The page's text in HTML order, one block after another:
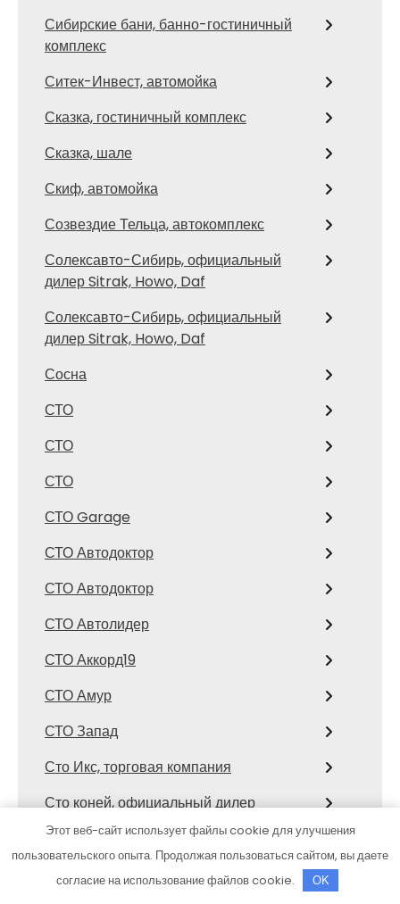
Сибирские бани, банно-гостиничный
комплекс
Ситек-Инвест, автомойка
Сказка, гостиничный комплекс
Сказка, шале
Скиф, автомойка
Созвездие Тельца, автокомплекс
Солексавто-Сибирь, официальный
дилер Sitrak, Howo, Daf
Солексавто-Сибирь, официальный
дилер Sitrak, Howo, Daf
Сосна
СТО
СТО
СТО
СТО Garage
СТО Автодоктор
СТО Автодоктор
СТО Автолидер
СТО Аккорд19
СТО Амур
СТО Запад
Сто Икс, торговая компания
Сто коней, официальный дилер
Mitsubishi
СТО Космос
Этот веб-сайт использует файлы cookie для улучшения
пользовательского опыта. Продолжая пользоваться сайтом, вы даете
согласие на использование файлов cookie.
OK